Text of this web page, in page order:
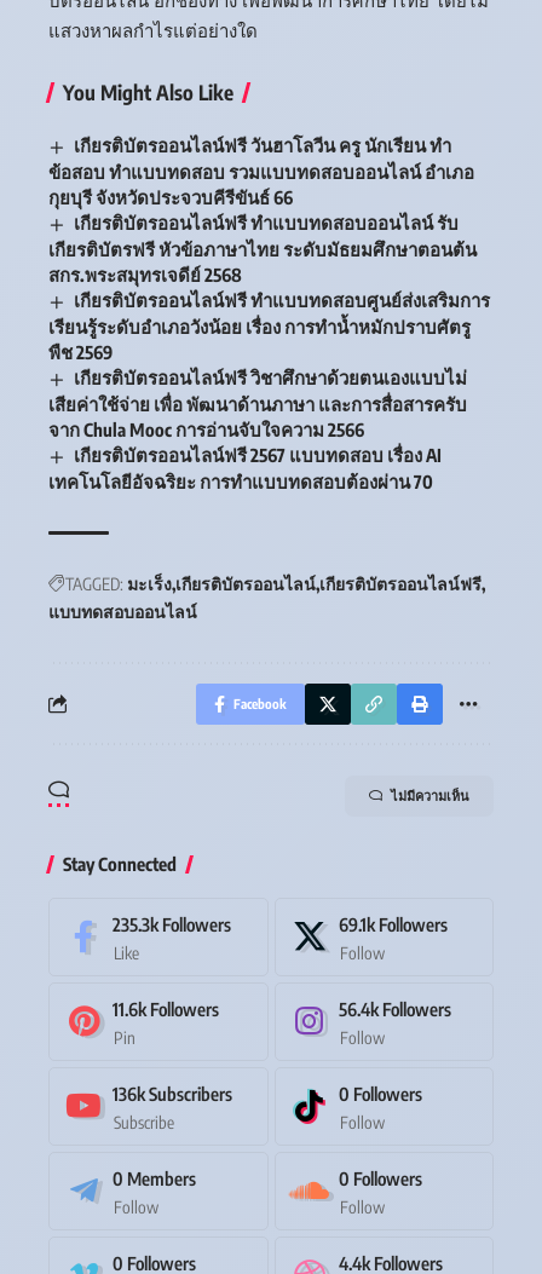
แสวงหาผลกำไรแต่อย่างใด
You Might Also Like
เกียรติบัตรออนไลน์ฟรี วันฮาโลวีน ครู นักเรียน ทำ
ข้อสอบ ทำแบบทดสอบ รวมแบบทดสอบออนไลน์ อำเภอ
กุยบุรี จังหวัดประจวบคีรีขันธ์ 66
เกียรติบัตรออนไลน์ฟรี ทำแบบทดสอบออนไลน์ รับ
เกียรติบัตรฟรี หัวข้อภาษาไทย ระดับมัธยมศึกษาตอนต้น
สกร.พระสมุทรเจดีย์ 2568
เกียรติบัตรออนไลน์ฟรี ทำแบบทดสอบศูนย์ส่งเสริมการ
เรียนรู้ระดับอำเภอวังน้อย เรื่อง การทำน้ำหมักปราบศัตรู
พืช 2569
เกียรติบัตรออนไลน์ฟรี วิชาศึกษาด้วยตนเองแบบไม่
เสียค่าใช้จ่าย เพื่อ พัฒนาด้านภาษา และการสื่อสารครับ
จาก Chula Mooc การอ่านจับใจความ 2566
เกียรติบัตรออนไลน์ฟรี 2567 แบบทดสอบ เรื่อง AI
เทคโนโลยีอัจฉริยะ การทำแบบทดสอบต้องผ่าน 70
TAGGED: มะเร็ง เกียรติบัตรออนไลน์ เกียรติบัตรออนไลน์ฟรี
แบบทดสอบออนไลน์
Facebook
ไม่มีความเห็น
Stay Connected
235.3k Followers
Like
69.1k Followers
Follow
11.6k Followers
Pin
56.4k Followers
Follow
136kSubscribers
Subscribe
0 Followers
Follow
0 Members
Follow
0 Followers
Follow
0 Followers 4.4k Followers